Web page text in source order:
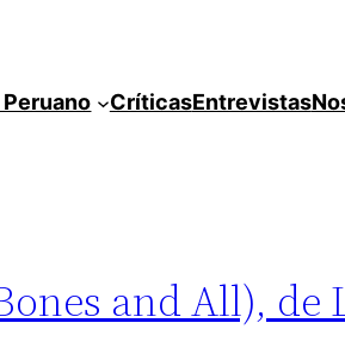
CríticasEntrevistas
and All), de